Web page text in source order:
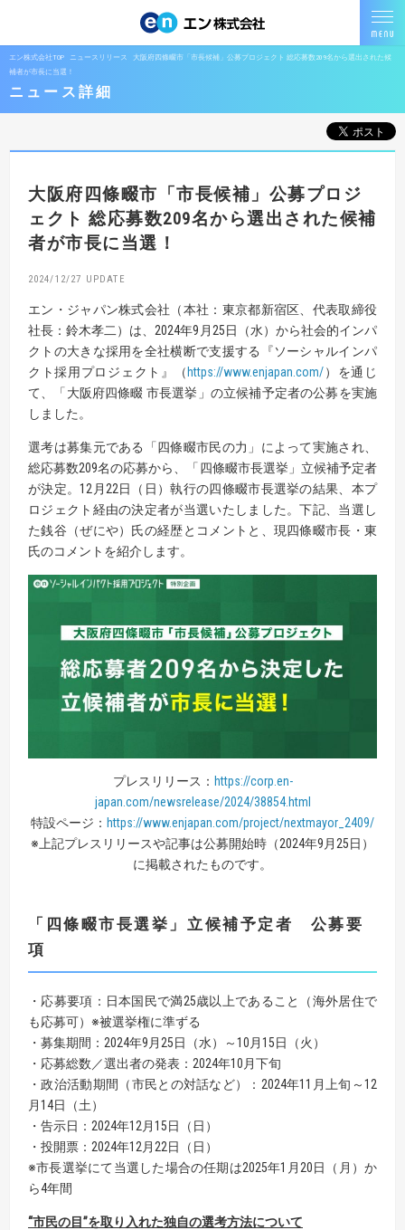
エン株式会社TOP ニュースリリース
大阪府四條畷市「市長候補」公募プロジェクト 総応募数209名から選出された候
補者が市長に当選！
ニュース詳細
大阪府四條畷市「市長候補」公募プロジ
ェクト総応募数209名から選出された候補
者が市長に当選！
2024/12/27
エン・ジャパン株式会社（本社：東京都新宿区、代表取締役
社長：鈴木孝二）は、2024年9月25日（水）から社会的インパ
クトの大きな採用を全社横断で支援する『ソーシャルインパ
クト採用プロジェクト』（https://www.enjapan.com/）を通じ
て、「大阪府四條畷 市長選挙」の立候補予定者の公募を実施
しました。
選考は募集元である「四條畷市民の力」によって実施され、
総応募数209名の応募から、「四條畷市長選挙」立候補予定者
が決定。12月22日（日）執行の四條畷市長選挙の結果、本プ
ロジェクト経由の決定者が当選いたしました。下記、当選し
た銭谷（ぜにや）氏の経歴とコメントと、現四條畷市長・東
氏のコメントを紹介します。
プレスリリース： https://corp.en-
japan.com/newsrelease/2024/38854.html
特設ページ： https://www.enjapan.com/project/nextmayor_2409/
※上記プレスリリースや記事は公募開始時（2024年9月25日）
に掲載されたものです。
「四條畷市長選挙」立候補予定者 公募要
項
・応募要項：日本国民で満25歳以上であること（海外居住で
も応募可）※被選挙権に準ずる
・募集期間：2024年9月25日（水）～10月15日（火）
・応募総数／選出者の発表：2024年10月下旬
・政治活動期間（市民との対話など）：2024年11月上旬～12
月14日（土）
・告示日：2024年12月15日（日）
・投開票：2024年12月22日（日）
※市長選挙にて当選した場合の任期は2025年1月20日（月）か
ら4年間
“市民の目”を取り入れた独自の選考方法について